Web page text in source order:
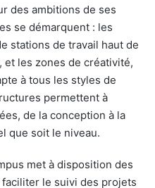
des ambitions de ses
se démarquent : les
stations de travail haut de
et les zones de créativité,
à tous les styles de
permettent à
de la conception à la
que soit le niveau.
met à disposition des
le suivi des projets